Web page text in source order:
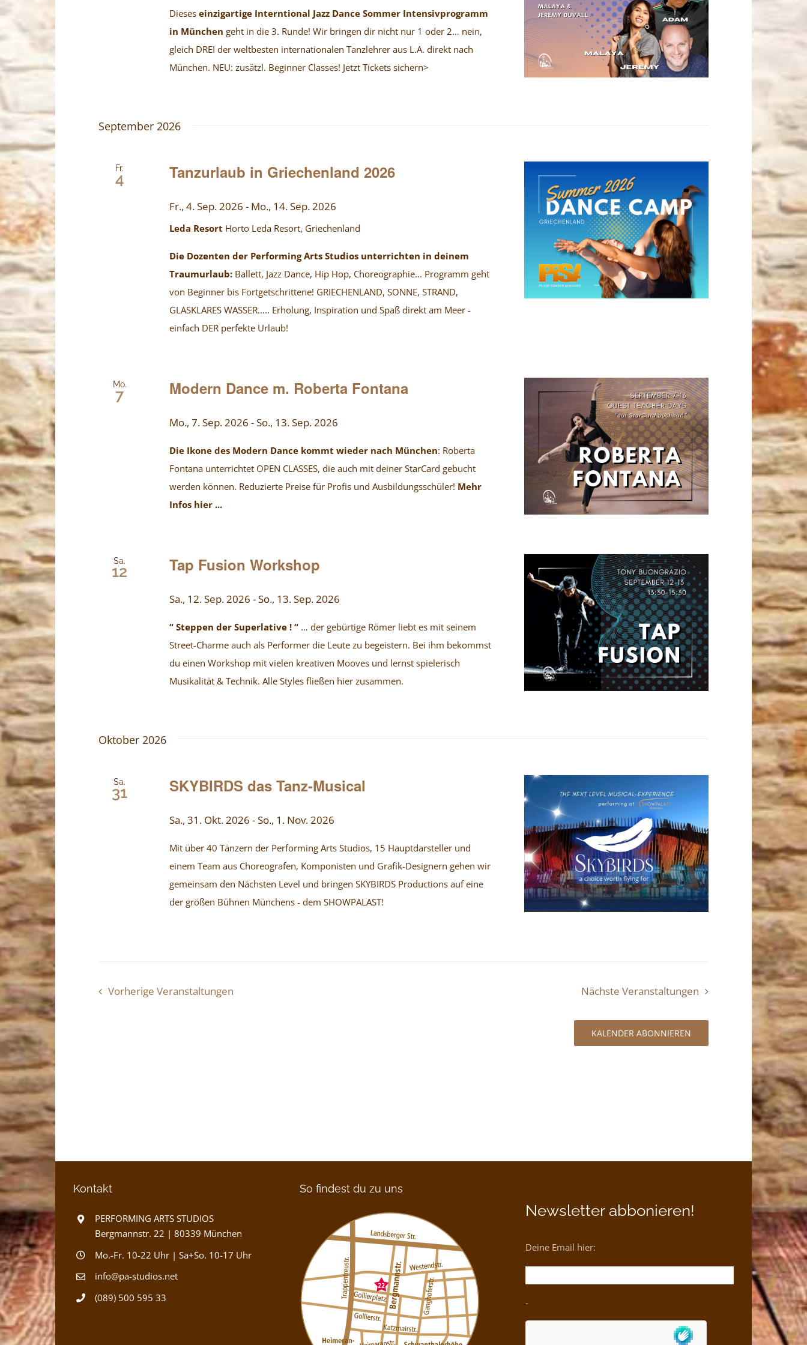
Dieseseinzigartige Interntional Jazz Dance Sommer Intensivprogramm
in München geht in die 3. Runde! Wir bringen dir nicht nur 1 oder 2… nein,
gleich DREI der weltbesten internationalen Tanzlehrer aus L.A. direkt nach
München. NEU: zusätzl. Beginner Classes! Jetzt Tickets sichern>
September 2026
Fr.
4 Tanzurlaub in Griechenland 2026
Fr., 4. Sep. 2026 - Mo., 14. Sep. 2026
Leda Resort Horto Leda Resort, Griechenland
Die Dozenten der Performing Arts Studios unterrichten in deinem
Traumurlaub: Ballett, Jazz Dance, Hip Hop, Choreographie... Programm geht
von Beginner bis Fortgetschrittene! GRIECHENLAND, SONNE, STRAND,
GLASKLARES WASSER….. Erholung, Inspiration und Spaß direkt am Meer -
einfach DER perfekte Urlaub!
Mo.
7 Modern Dance m. Roberta Fontana
Mo., 7. Sep. 2026 -So., 13. Sep. 2026
Die Ikone des Modern Dance kommt wieder nach München: Roberta
Fontana unterrichtet OPEN CLASSES, die auch mit deiner StarCard gebucht
werden können. Reduzierte Preise für Profis und Ausbildungsschüler! Mehr
Infos hier ...
Sa.
12 Tap Fusion Workshop
Sa., 12. Sep. 2026 -So., 13. Sep. 2026
“ Steppen der Superlative ! “ … der gebürtige Römer liebt es mit seinem
Street-Charme auch als Performer die Leute zu begeistern. Bei ihm bekommst
du einen Workshop mit vielen kreativen Mooves und lernst spielerisch
Musikalität & Technik. Alle Styles fließen hier zusammen.
Oktober 2026
Sa.
31 SKYBIRDS das Tanz-Musical
Sa., 31. Okt. 2026 -So., 1. Nov. 2026
Mit über 40 Tänzern der Performing Arts Studios, 15 Hauptdarsteller und
einem Team aus Choreografen, Komponisten und Grafik-Designern gehen wir
gemeinsam den Nächsten Level und bringen SKYBIRDS Productions auf eine
der größen Bühnen Münchens - dem SHOWPALAST!
Vorherige Veranstaltungen NächsteVeranstaltungen
KALENDER ABONNIEREN
Kontakt
PERFORMING ARTS STUDIOS
Bergmannstr. 22 | 80339 München
Mo.-Fr. 10-22 Uhr | Sa+So. 10-17 Uhr
info@pa-studios.net
(089) 500 595 33
So findest du zu uns
Newsletter abbonieren!
Deine Email hier:
-